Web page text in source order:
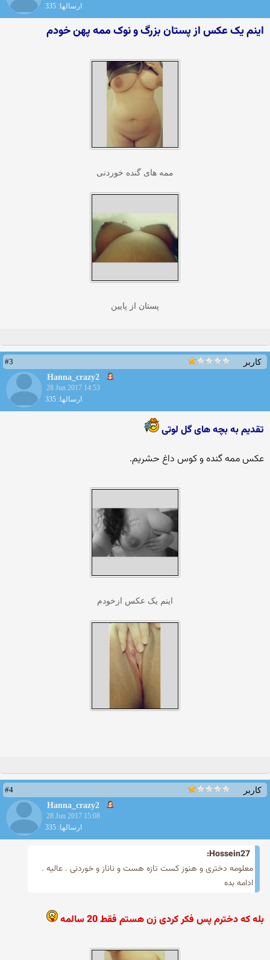
ارسالها: 335
اینم یک عکس از پستان بزرگ و نوک ممه پهن خودم
ممه های گنده خوردنی
پستان از پایین
کاربر
#3
Hanna_crazy2
28 Jun 2017 14:53
ارسالها: 335
تقدیم به بچه های گل لوتی
عکس ممه گنده و کوس داغ حشریم.
اینم یک عکس ازخودم
کاربر
#4
Hanna_crazy2
28 Jun 2017 15:08
ارسالها: 335
Hossein27:
معلومه دختری و هنوز کست تازه هست و ناناز و خوردنی . عالیه .
ادامه بده
بله که دخترم پس فکر کردی زن هستم فقط 20 سالمه